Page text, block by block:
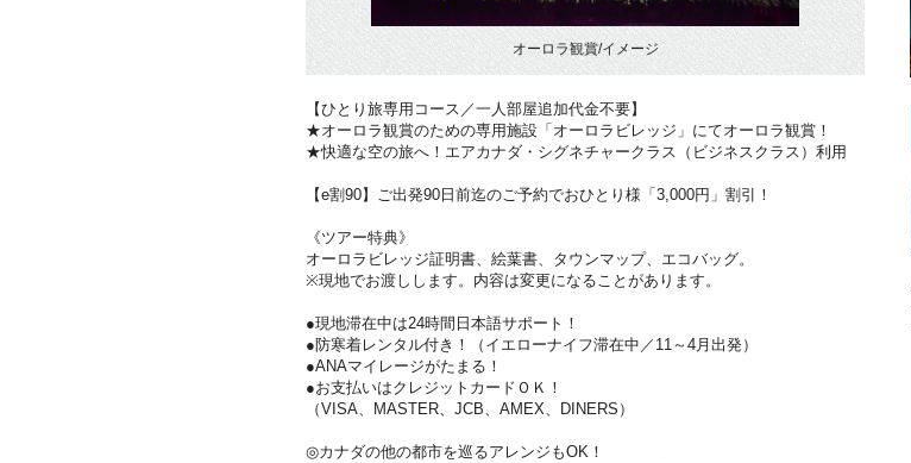
オーロラ観賞/イメージ
【ひとり旅専用コース／一人部屋追加代金不要】
★オーロラ観賞のための専用施設「オーロラビレッジ」にてオーロラ観賞！
★快適な空の旅へ！エアカナダ・シグネチャークラス（ビジネスクラス）利用
【e割90】ご出発90日前迄のご予約でおひとり様「3,000円」割引！
《ツアー特典》
オーロラビレッジ証明書、絵葉書、タウンマップ、エコバッグ。
※現地でお渡しします。内容は変更になることがあります。
●現地滞在中は24時間日本語サポート！
●防寒着レンタル付き！（イエローナイフ滞在中／11～4月出発）
●ANAマイレージがたまる！
●お支払いはクレジットカードＯＫ！
（VISA、MASTER、JCB、AMEX、DINERS）
◎カナダの他の都市を巡るアレンジもOK！